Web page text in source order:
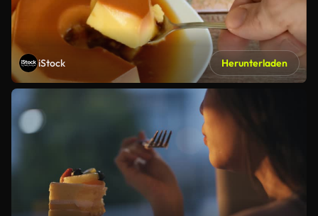
iStock Herunterladen